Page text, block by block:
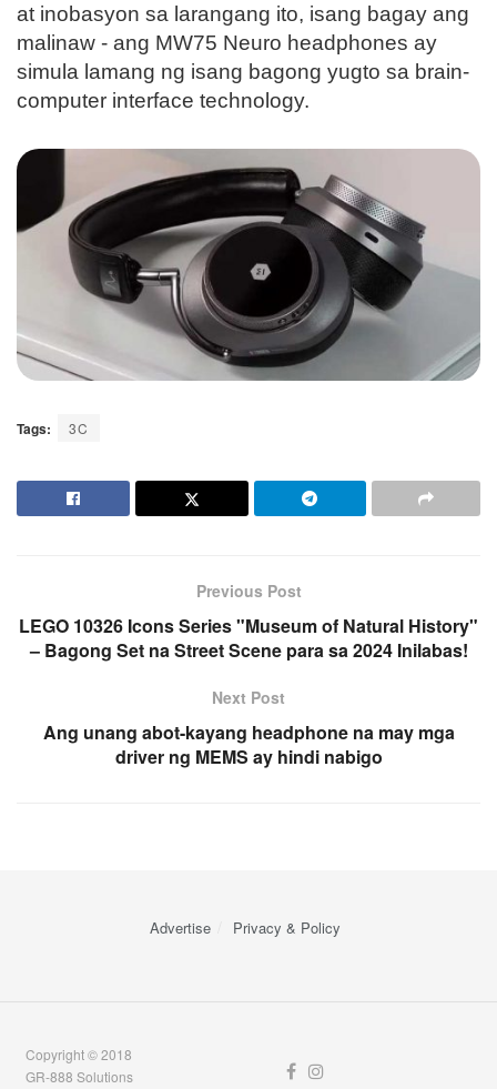
at inobasyon sa larangang ito, isang bagay ang
malinaw - ang MW75 Neuro headphones ay
simula lamang ng isang bagong yugto sa brain-
computer interface technology.
Tags: 3C
Previous Post
LEGO 10326 Icons Series "Museum of Natural History"
– Bagong Set na Street Scene para sa 2024 Inilabas!
Next Post
Ang unang abot-kayang headphone na may mga
driver ng MEMS ay hindi nabigo
Advertise Privacy & Policy
Copyright © 2018
GR-888 Solutions